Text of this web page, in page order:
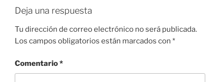
Deja una respuesta
Tu dirección de correo electrónico no será publicada.
Los campos obligatorios están marcados con *
Comentario*